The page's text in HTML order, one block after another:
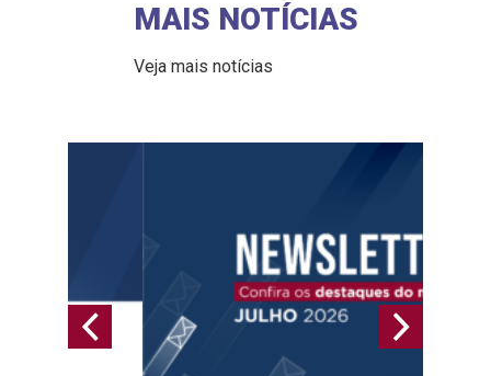
MAIS NOTÍCIAS
Veja mais notícias